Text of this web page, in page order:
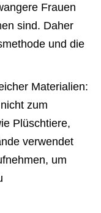
Frauen
sind. Daher
und die
Materialien:
zum
Plüschtiere,
verwendet
um